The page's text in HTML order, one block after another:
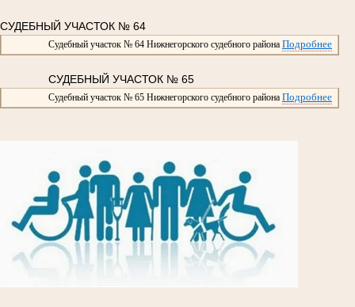
СУДЕБНЫЙ УЧАСТОК № 64
Судебный участок № 64 Нижнегорского судебного района Подробнее
СУДЕБНЫЙ УЧАСТОК № 65
Судебный участок № 65 Нижнегорского судебного района Подробнее